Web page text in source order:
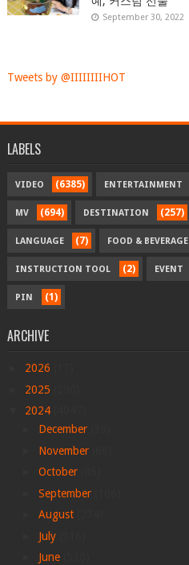
September 30, 2022
Tweets by @IIIIIIIIHOT
LABELS
VIDEO (6385) ENTERTAINMENT
MV (694) DESTINATION (257)
LANGUAGE (7) FOOD & BEVERAGE
INSTRUCTION TOOL (2) EVENT
PIN (1)
ARCHIVE
2026
2025
2024
December
November
October
September
August
July
June